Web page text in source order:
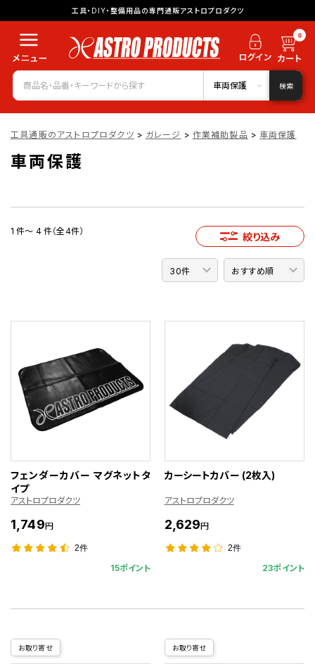
工具・DIY・整備用品の専門通販アストロプロダクツ
0
車両保護 検索
工具通販のアストロプロダクツ > ガレージ > 作業補助製品 > 車両保護
車両保護
1 件～ 4 件（全4件） 絞り込み
フェンダーカバー マグネットタ
イプ
アストロプロダクツ
1,749円
2件
15ポイント
カーシートカバー (2枚入)
アストロプロダクツ
2,629円
2件
23ポイント
お取り寄せ お取り寄せ